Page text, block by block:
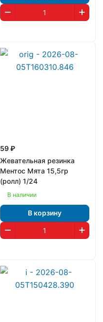
59 ₽
Жевательная резинка
Ментос Мята 15,5гр
(ролл) 1/24
В наличии
В корзину